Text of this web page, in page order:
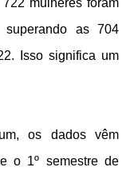
mulheres foram
as 704
Isso significa um
os dados vêm
o 1º semestre de